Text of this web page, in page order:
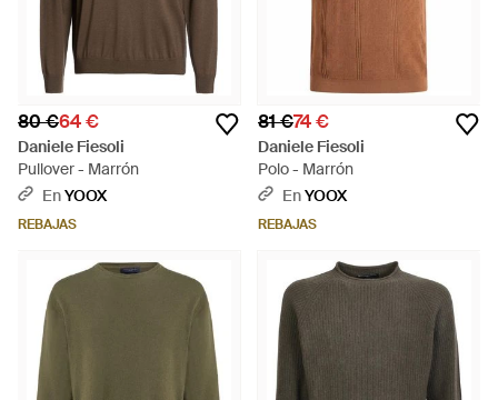
80 €64 €
Daniele Fiesoli
Pullover - Marrón
EnYOOX
REBAJAS
81 €74 €
Daniele Fiesoli
Polo - Marrón
EnYOOX
REBAJAS